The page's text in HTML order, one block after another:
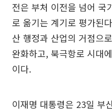
전은 부처 이전을 넘어 국
로 옮기는 계기로 평가된
산 행정과 산업의 거점으
완화하고, 북극항로 시대
이다.
이재명 대통령은 23일 부